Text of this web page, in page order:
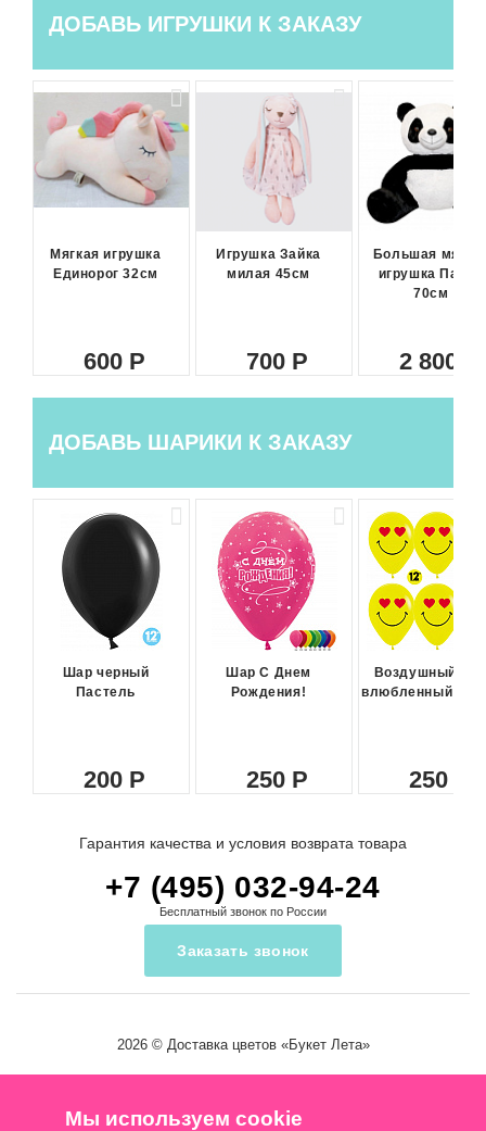
ДОБАВЬ ИГРУШКИ К ЗАКАЗУ
Мягкая игрушка
Единорог 32см
600
Игрушка Зайка
милая 45см
700
Большая
игрушка Панда
70см
2 800
ДОБАВЬ ШАРИКИ К ЗАКАЗУ
Шар черный
Пастель
200
Шар С Днем
Рождения!
250
Воздушный
влюбленный
250
Гарантия качества и условия возврата товара
+7 (495) 032-94-24
Бесплатный звонок по России
Заказать звонок
2026 © Доставка цветов«Букет Лета»
Мы используем cookie